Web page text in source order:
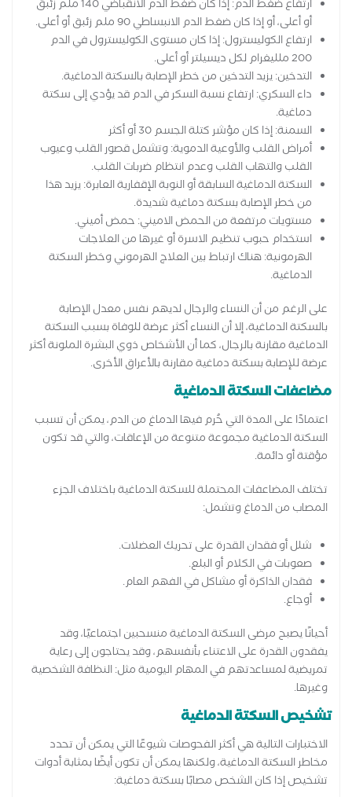
ارتفاع ضغط الدم: إذا كان ضغط الدم الانقباضي 140 ملم زئبق
أو أعلى، أو إذا كان ضغط الدم الانبساطي 90 ملم زئبق أو أعلى.
ارتفاع الكوليسترول: إذا كان مستوى الكوليسترول في الدم
200 ملليغرام لكل ديسيلتر أو أعلى.
التدخين: يزيد التدخين من خطر الإصابة بالسكتة الدماغية.
داء السكري: ارتفاع نسبة السكر في الدم قد يؤدي إلى سكتة
دماغية.
السمنة: إذا كان مؤشر كتلة الجسم 30 أو أكثر
أمراض القلب والأوعية الدموية: وتشمل قصور القلب وعيوب
القلب والتهاب القلب وعدم انتظام ضربات القلب.
السكتة الدماغية السابقة أو النوبة الإقفارية العابرة: يزيد هذا
من خطر الإصابة بسكتة دماغية شديدة.
مستويات مرتفعة من الحمض الاميني: حمض أميني.
استخدام حبوب تنظيم الاسرة أو غيرها من العلاجات
الهرمونية: هناك ارتباط بين العلاج الهرموني وخطر السكتة
الدماغية.
على الرغم من أن النساء والرجال لديهم نفس معدل الإصابة
بالسكتة الدماغية، إلا أن النساء أكثر عرضة للوفاة بسبب السكتة
الدماغية مقارنة بالرجال، كما أن الأشخاص ذوي البشرة الملونة أكثر
عرضة للإصابة بسكتة دماغية مقارنة بالأعراق الأخرى.
مضاعفات السكتة الدماغية
اعتمادًا على المدة التي حُرم فيها الدماغ من الدم، يمكن أن تسبب
السكتة الدماغية مجموعة متنوعة من الإعاقات، والتي قد تكون
مؤقتة أو دائمة.
تختلف المضاعفات المحتملة للسكتة الدماغية باختلاف الجزء
المصاب من الدماغ وتشمل:
شلل أو فقدان القدرة على تحريك العضلات.
صعوبات في الكلام أو البلع.
فقدان الذاكرة أو مشاكل في الفهم العام.
أوجاع.
أحيانًا يصبح مرضى السكتة الدماغية منسحبين اجتماعيًا، وقد
يفقدون القدرة على الاعتناء بأنفسهم، وقد يحتاجون إلى رعاية
تمريضية لمساعدتهم في المهام اليومية مثل: النظافة الشخصية
وغيرها.
تشخيص السكتة الدماغية
الاختبارات التالية هي أكثر الفحوصات شيوعًا التي يمكن أن تحدد
مخاطر السكتة الدماغية، ولكنها يمكن أن تكون أيضًا بمثابة أدوات
تشخيص إذا كان الشخص مصابًا بسكتة دماغية: